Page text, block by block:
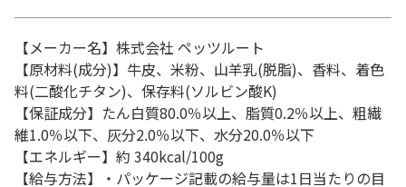
【メーカー名】株式会社 ペッツルート
【原材料(成分)】牛皮、米粉、山羊乳(脱脂)、香料、着色
料(二酸化チタン)、保存料(ソルビン酸K)
【保証成分】たん白質80.0％以上、脂質0.2％以上、粗繊
維1.0％以下、灰分2.0％以下、水分20.0％以下
【エネルギー】約 340kcal/100g
【給与方法】・パッケージ記載の給与量は1日当たりの目